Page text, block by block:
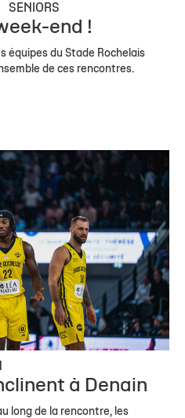
SENIORS
end !
équipes du Stade Rochelais
de ces rencontres.
à Denain
long de la rencontre, les